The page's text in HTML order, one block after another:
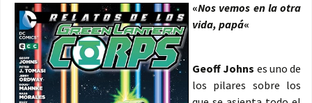
«Nos vemos en la otra
vida, papá«
Geoff Johns es uno de
los pilares sobre los